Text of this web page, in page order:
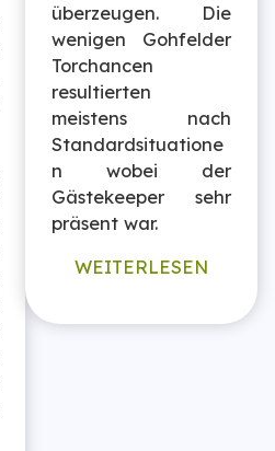
überzeugen. Die
wenigen Gohfelder
Torchancen
resultierten
meistens nach
Standardsituatione
n wobei der
Gästekeeper sehr
präsent war.
WEITERLESEN